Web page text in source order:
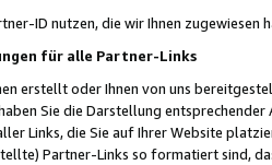
ID nutzen, die wir Ihnen zugewiesen
für alle Partner-Links
erstellt oder Ihnen von uns
Sie die Darstellung
Links, die Sie auf Ihrer Website
Partner-Links so formatiert sind,